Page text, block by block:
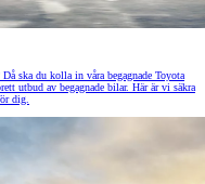
ska du kolla in våra begagnade Toyota
utbud av begagnade bilar. Här är vi säkra
dig.